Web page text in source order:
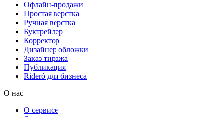
Офлайн-продажи
Простая верстка
Ручная верстка
Буктрейлер
Корректор
Дизайнер обложки
Заказ тиража
Публикация
Rideró для бизнеса
О нас
О сервисе